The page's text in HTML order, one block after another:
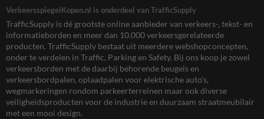
VerkeersspiegelKopen.nl is onderdeel van TrafficSupply
TrafficSupply is dé grootste online aanbieder van verkeers-, tekst- en
informatieborden en meer dan 10.000 verkeersgerelateerde
producten. TrafficSupply bestaat uit meerdere webshopconcepten,
onder te verdelen in Traffic, Parking en Safety. Bij ons koop je zowel
verkeersborden met de daarbij behorende beugels en
verkeersbordpalen, oplaadpalen voor elektrische auto’s,
wegmarkeringen rondom parkeerterreinen maar ook diverse
veiligheidsproducten voor de industrie en duurzaam straatmeubilair
met een mooi design.